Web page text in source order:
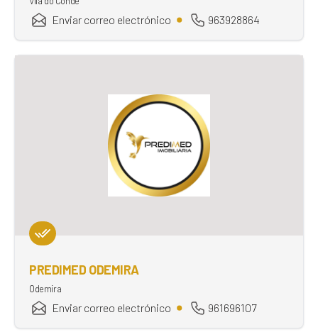
Enviar correo electrónico 963928864
PREDIMED ODEMIRA
Odemira
Enviar correo electrónico 961696107